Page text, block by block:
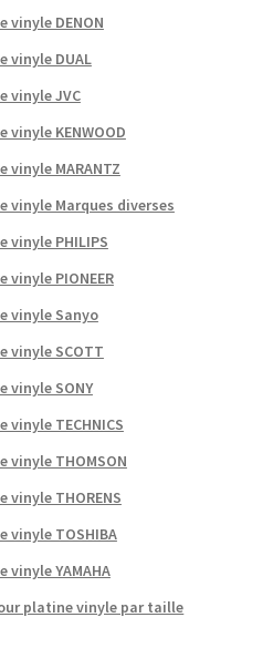
vinyle DENON
vinyle DUAL
vinyle JVC
KENWOOD
MARANTZ
vinyle Marques diverses
vinyle PHILIPS
PIONEER
vinyle Sanyo
vinyle SCOTT
vinyle SONY
TECHNICS
vinyle THOMSON
THORENS
vinyle TOSHIBA
YAMAHA
platine vinyle par taille